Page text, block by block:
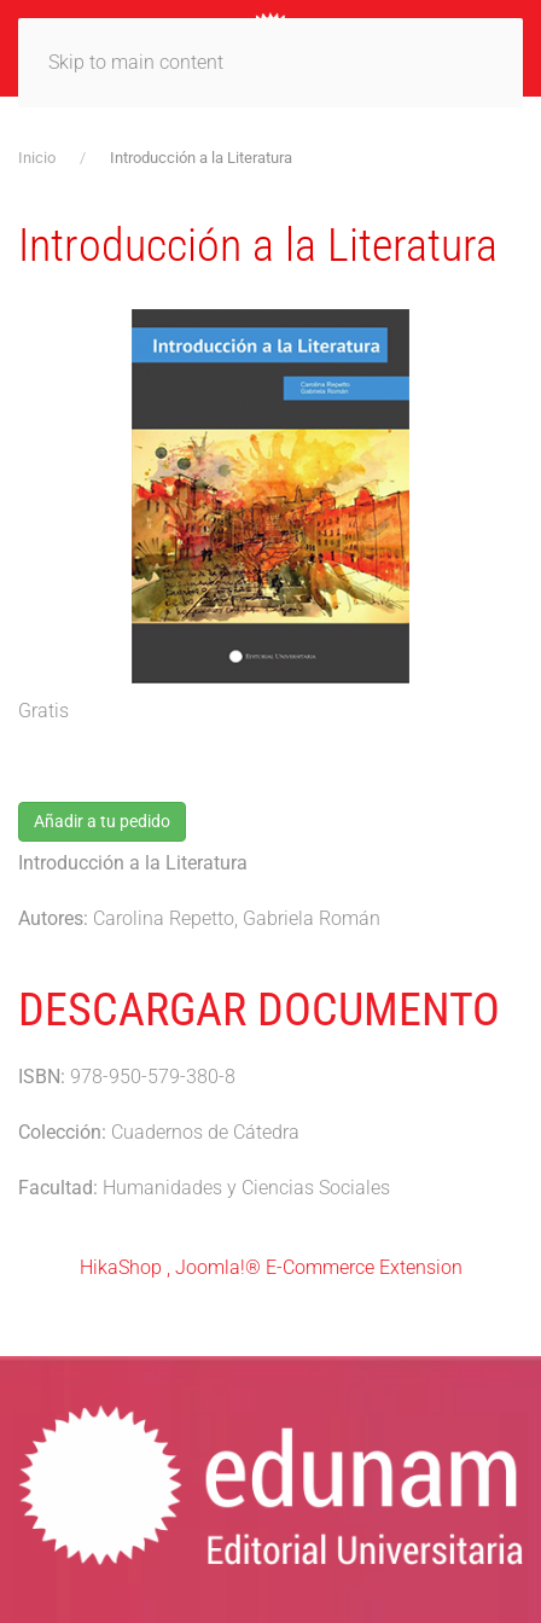
Skip to main content
Inicio Introducción a la Literatura
Introducción a la Literatura
Gratis
Añadir a tu pedido
Introducción a la Literatura
Autores: Carolina Repetto, Gabriela Román
DESCARGAR DOCUMENTO
ISBN: 978-950-579-380-8
Colección: Cuadernos de Cátedra
Facultad: Humanidades y Ciencias Sociales
HikaShop , Joomla!® E-Commerce Extension